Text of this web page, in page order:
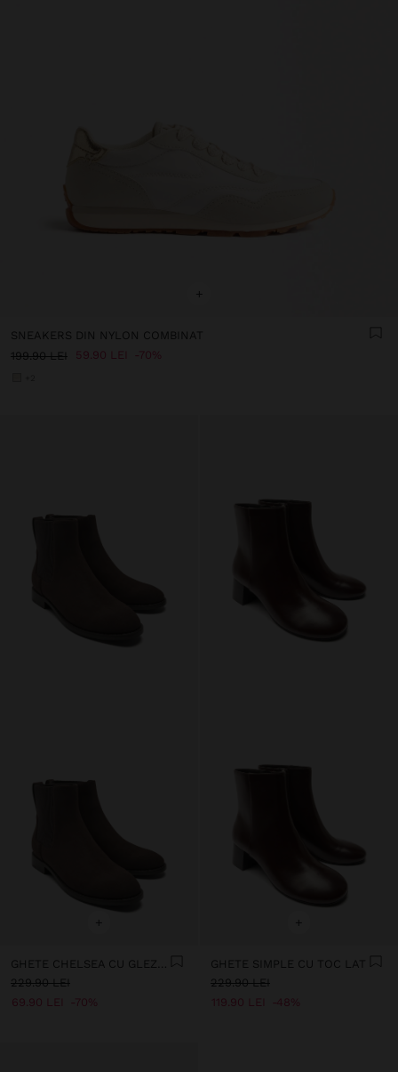
+
SNEAKERS DIN NYLON COMBINAT
199.90 LEI
59.90 LEI 70%
+
229.90 LEI
69.90 LEI
70%
+
GHETE SIMPLE CU TOC LAT
229.90 LEI
119.90 LEI
48%